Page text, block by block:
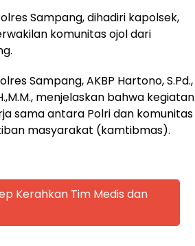
Sampang, dihadiri kapolsek,
komunitas ojol dari
Sampang, AKBP Hartono, S.Pd.,
menjelaskan bahwa kegiatan
sama antara Polri dan komunitas
masyarakat (kamtibmas).
Kerahkan Tim Medis dan